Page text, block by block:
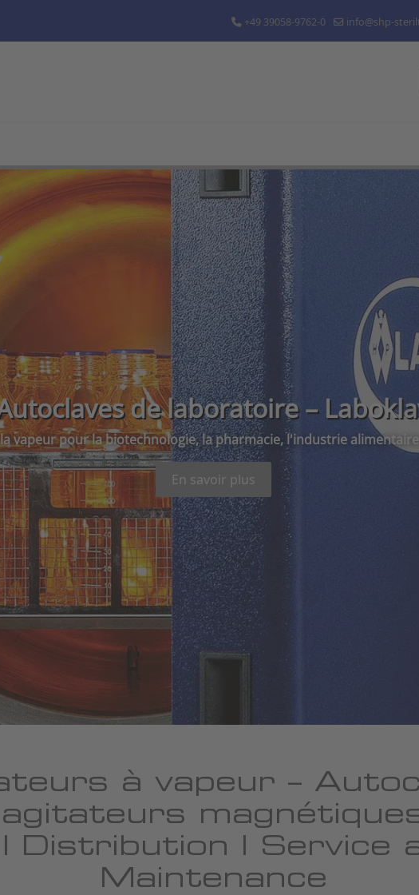
+49 39058-9762-0 info@shp-
de laboratoire –
vapeur pour la biotechnologie, la pharmacie, l'industrie
En savoir plus
à vapeur –
agitateurs
Distribution | Service
Maintenance